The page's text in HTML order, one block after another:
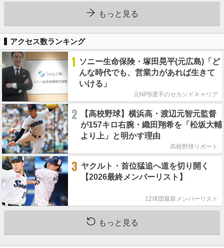
もっと見る
アクセス数ランキング
1 ソニー生命保険・塚田晃平(元広島)「ど
んな時代でも、営業力があれば生きて
いける」
元NPB選手のセカンドキャリア
2
【高校野球】横浜高・渡辺元智元監督
が157キロ右腕・織田翔希を「松坂大輔
より上」と明かす理由
高校野球リポート
3 ヤクルト・首位猛追へ道を切り開く
【2026最終メンバーリスト】
12球団最新メンバーリスト
もっと見る